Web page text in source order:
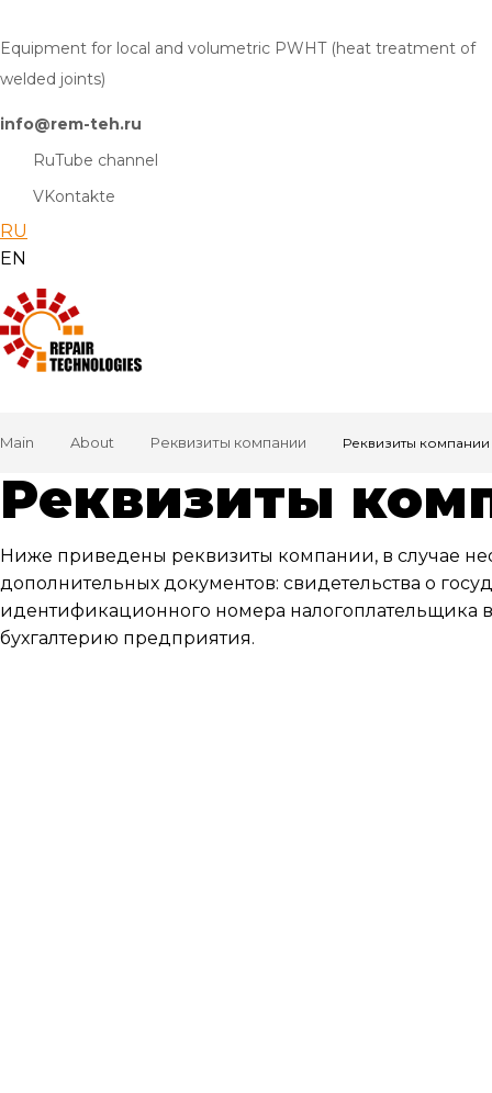
Equipment for local and volumetric PWHT (heat treatment of
welded joints)
info@rem-teh.ru
RuTube channel
VKontakte
RU
EN
Main About Реквизиты компании Реквизиты компании
Реквизиты
Ниже приведены реквизиты компании, в случае
дополнительных документов: свидетельства о
идентификационного номера налогоплательщика
бухгалтерию предприятия.